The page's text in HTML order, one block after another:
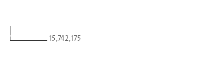
15,742,175